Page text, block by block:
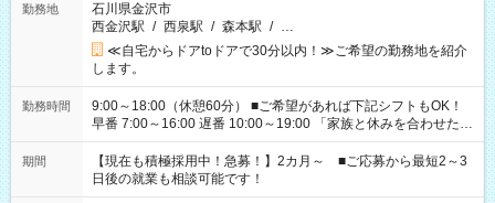
勤務地
石川県金沢市
西金沢駅 / 西泉駅 / 森本駅 / …
≪自宅からドアtoドアで30分以内！≫ご希望の勤務地を紹介
します。
勤務時間
9:00～18:00（休憩60分） ■ご希望があれば下記シフトもOK！
早番 7:00～16:00 遅番 10:00～19:00 「家族と休みを合わせた
い」 「余裕を持って夕飯の準備がしたい」 「できれば残業はし
たくない」 など、ご希望を教えてくださいね。 ※Wワーク希望
の方へ 今ご覧のお仕事で希望する勤務時間と、もう1つのお仕事
の勤務時間。 合計で週40時間を超える場合は応募できません。
期間
【現在も積極採用中！急募！】2カ月～ ■ご応募から最短2～3
日後の就業も相談可能です！